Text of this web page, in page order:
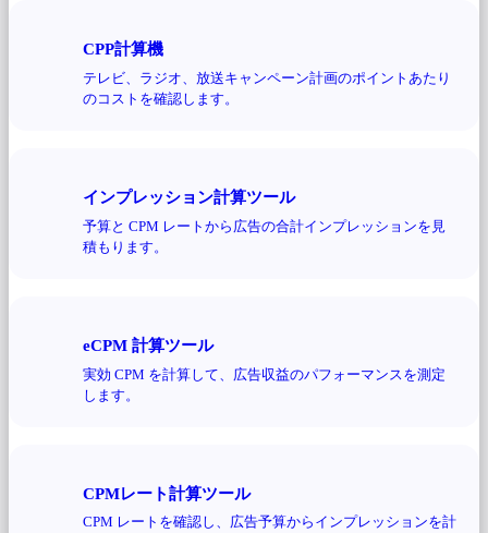
CPP計算機
テレビ、ラジオ、放送キャンペーン計画のポイントあたり
のコストを確認します。
インプレッション計算ツール
予算と CPM レートから広告の合計インプレッションを見
積もります。
eCPM 計算ツール
実効 CPM を計算して、広告収益のパフォーマンスを測定
します。
CPMレート計算ツール
CPM レートを確認し、広告予算からインプレッションを計